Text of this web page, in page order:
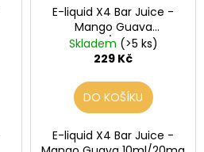
E-liquid X4 Bar Juice -
Mango Guava
10ml/20mg
Skladem (>5 ks)
229 Kč
DO KOŠÍKU
E-liquid X4 Bar Juice -